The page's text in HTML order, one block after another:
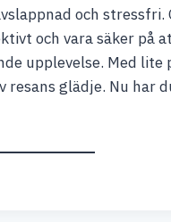
och stressfri.
och vara säker på
upplevelse. Med
glädje. Nu har